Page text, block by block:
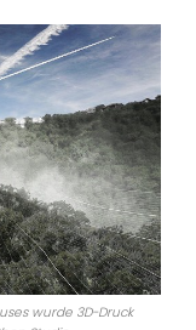
wurde 3D-Druck